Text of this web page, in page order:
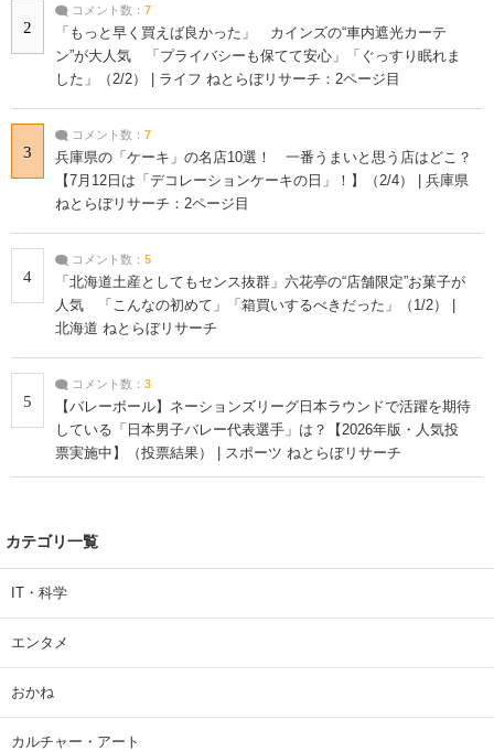
2
コメント数： 7
「もっと早く買えば良かった」 カインズの“車内遮光カーテ
ン”が大人気 「プライバシーも保てて安心」「ぐっすり眠れま
した」（2/2） | ライフ ねとらぼリサーチ：2ページ目
3
コメント数： 7
兵庫県の「ケーキ」の名店10選！ 一番うまいと思う店はどこ？
【7月12日は「デコレーションケーキの日」！】（2/4） | 兵庫県
ねとらぼリサーチ：2ページ目
4
コメント数： 5
「北海道土産としてもセンス抜群」六花亭の“店舗限定”お菓子が
人気 「こんなの初めて」「箱買いするべきだった」（1/2） |
北海道 ねとらぼリサーチ
5
コメント数： 3
【バレーボール】ネーションズリーグ日本ラウンドで活躍を期待
している「日本男子バレー代表選手」は？【2026年版・人気投
票実施中】（投票結果） | スポーツ ねとらぼリサーチ
カテゴリ一覧
IT・科学
エンタメ
おかね
カルチャー・アート